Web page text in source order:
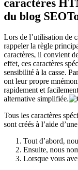
caractères
du blog
Lors de l’utilisation de
rappeler la règle
caractères, il convient
effet, ces caractères
sensibilité à la casse.
ont leur propre
rapidement et
alternative simplifiée.
Tous les caractères
sont créés à l’aide
Tout d’abord,
Ensuite, nous
Lorsque vous